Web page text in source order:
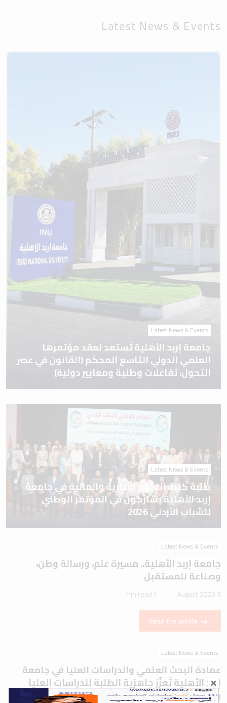
Latest News & Events
Latest News & Events
جامعة إربد الأهلية تَستعد لعقد مؤتمرها
العلمي الدولي التاسع المحكّم (القانون في عصر
التحول: تفاعلات وطنية ومعايير دولية)
Latest News & Events
طلبة كلية العلوم الإدارية والمالية في جامعة
إربد الأهلية يشاركون في المؤتمر الوطني
للشباب الأردني 2026
Latest News & Events
جامعة إربد الأهلية.. مسيرة علم، ورسالة وطن،
وصناعة للمستقبل
3 August 2026
1 min read
Read the article
Latest News & Events
عمادة البحث العلمي والدراسات العليا في جامعة
إربد الأهلية تُعزّز جاهزية الطلبة للدراسات العليا
بورشة تعريفية حول اختباري IELTS وTOEFL